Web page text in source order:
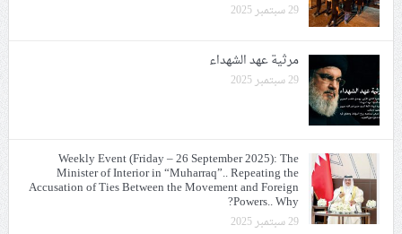
29 سبتمبر 2025
مرثية عهد الشهداء
29 سبتمبر 2025
Weekly Event (Friday – 26 September 2025): The
Minister of Interior in “Muharraq”.. Repeating the
Accusation of Ties Between the Movement and Foreign
Powers.. Why?
29 سبتمبر 2025